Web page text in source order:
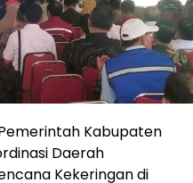
Kabupaten
Daerah
Kekeringan di